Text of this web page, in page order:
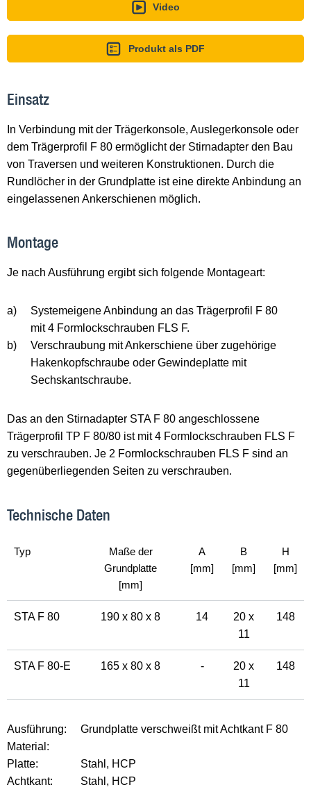
Video
Produkt als PDF
Einsatz
In Verbindung mit der Trägerkonsole, Auslegerkonsole oder
dem Trägerprofil F 80 ermöglicht der Stirnadapter den Bau
von Traversen und weiteren Konstruktionen. Durch die
Rundlöcher in der Grundplatte ist eine direkte Anbindung an
eingelassenen Ankerschienen möglich.
Montage
Je nach Ausführung ergibt sich folgende Montageart:
a)
Systemeigene Anbindung an das Trägerprofil F 80
mit 4 Formlockschrauben FLS F.
b)
Verschraubung mit Ankerschiene über zugehörige
Hakenkopfschraube oder Gewindeplatte mit
Sechskantschraube.
Das an den Stirnadapter STA F 80 angeschlossene
Trägerprofil TP F 80/80 ist mit 4 Formlockschrauben FLS F
zu verschrauben. Je 2 Formlockschrauben FLS F sind an
gegenüberliegenden Seiten zu verschrauben.
Technische Daten
Typ
Maße der
Grundplatte
[mm]
A
[mm]
B
[mm]
H
[mm]
STA F 80 190 x 80 x 8 14
20 x
11
148
STA F 80-E 165 x 80 x 8 -
20 x
11
148
Ausführung:
Grundplatte verschweißt mit Achtkant F 80
Material:
Platte:
Stahl, HCP
Achtkant:
Stahl, HCP